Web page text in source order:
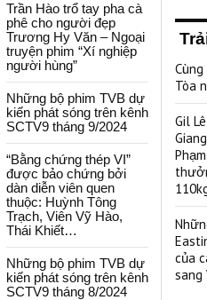
Trần Hào trổ tay pha cà
phê cho người đẹp
Trương Hy Văn – Ngoại
truyện phim “Xí nghiệp
người hùng”
Những bộ phim TVB dự
kiến phát sóng trên kênh
SCTV9 tháng 9/2024
“Bằng chứng thép VI”
được bảo chứng bởi
dàn diễn viên quen
thuộc: Huỳnh Tông
Trạch, Viên Vỹ Hào,
Thái Khiết…
Những bộ phim TVB dự
kiến phát sóng trên kênh
SCTV9 tháng 8/2024
Tòa
Gil
của
sang